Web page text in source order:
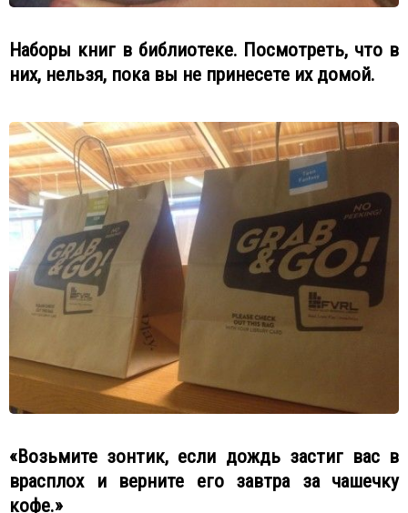
Наборы книг в библиотеке. Посмотреть, что в
них, нельзя, пока вы не принесете их домой.
«Возьмите зонтик, если дождь застиг вас в
врасплох и верните его завтра за чашечку
кофе.»